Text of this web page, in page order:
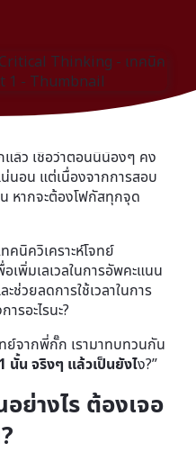
ล้ว เชื่อว่าตอนนี้น้องๆ คง
นอน แต่เนื่องจากการสอบ
หากจะต้องโฟกัสทุกจุด
ควิเคราะห์โจทย์
อเพิ่มเลเวลในการอัพคะแนน
ะช่วยลดการใช้เวลาในการ
รอะไรนะ?
ทย์จากพี่กั๊ก เรามาทบทวนกัน
นั้น จริงๆ แล้วเป็นยังไง?”
ย่างไร ต้องเจอ